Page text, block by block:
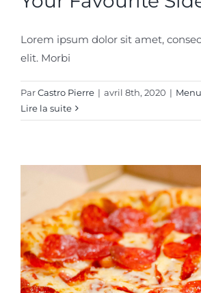
Lorem ipsum dolor sit amet,
elit. Morbi
ParCastro Pierre | avril 8th, 2020 | Menu
Lire la suite